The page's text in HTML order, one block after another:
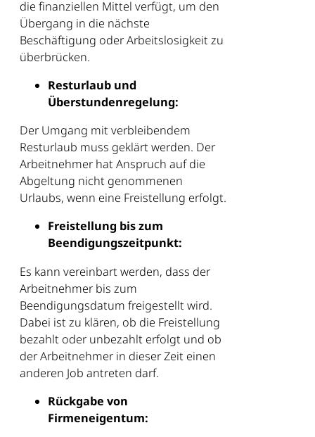
die finanziellen Mittel verfügt, um den
Übergang in die nächste
Beschäftigung oder Arbeitslosigkeit zu
überbrücken.
Resturlaub und
Überstundenregelung:
Der Umgang mit verbleibendem
Resturlaub muss geklärt werden. Der
Arbeitnehmer hat Anspruch auf die
Abgeltung nicht genommenen
Urlaubs, wenn eine Freistellung erfolgt.
Freistellung bis zum
Beendigungszeitpunkt:
Es kann vereinbart werden, dass der
Arbeitnehmer bis zum
Beendigungsdatum freigestellt wird.
Dabei ist zu klären, ob die Freistellung
bezahlt oder unbezahlt erfolgt und ob
der Arbeitnehmer in dieser Zeit einen
anderen Job antreten darf.
Rückgabe von
Firmeneigentum: